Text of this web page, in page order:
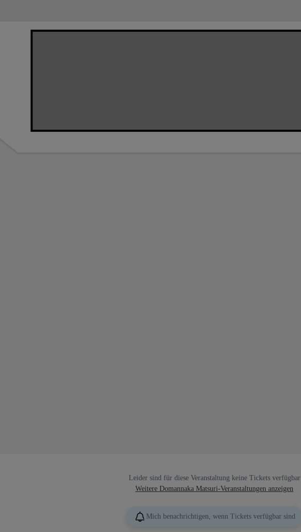
Leider sind für diese Veranstaltung keine Tickets verfügbar
Weitere Domannaka Matsuri-Veranstaltungen anzeigen
Mich benachrichtigen, wenn Tickets verfügbar sind